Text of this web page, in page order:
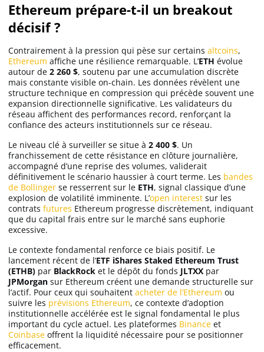
Ethereum prépare-t-il un breakout
décisif ?
Contrairement à la pression qui pèse sur certains altcoins,
Ethereum affiche une résilience remarquable. L’ETH évolue
autour de 2 260 $, soutenu par une accumulation discrète
mais constante visible on-chain. Les données révèlent une
structure technique en compression qui précède souvent une
expansion directionnelle significative. Les validateurs du
réseau affichent des performances record, renforçant la
confiance des acteurs institutionnels sur ce réseau.
Le niveau clé à surveiller se situe à 2 400 $. Un
franchissement de cette résistance en clôture journalière,
accompagné d’une reprise des volumes, validerait
définitivement le scénario haussier à court terme. Les bandes
de Bollinger se resserrent sur le ETH, signal classique d’une
explosion de volatilité imminente. L’open interest sur les
contrats futures Ethereum progresse discrètement, indiquant
que du capital frais entre sur le marché sans euphorie
excessive.
Le contexte fondamental renforce ce biais positif. Le
lancement récent de l’ETF iShares Staked Ethereum Trust
(ETHB) par BlackRock et le dépôt du fonds JLTXX par
JPMorgan sur Ethereum créent une demande structurelle sur
l’actif. Pour ceux qui souhaitent acheter de l’Ethereum ou
suivre les prévisions Ethereum, ce contexte d’adoption
institutionnelle accélérée est le signal fondamental le plus
important du cycle actuel. Les plateformes Binance et
Coinbase offrent la liquidité nécessaire pour se positionner
efficacement.